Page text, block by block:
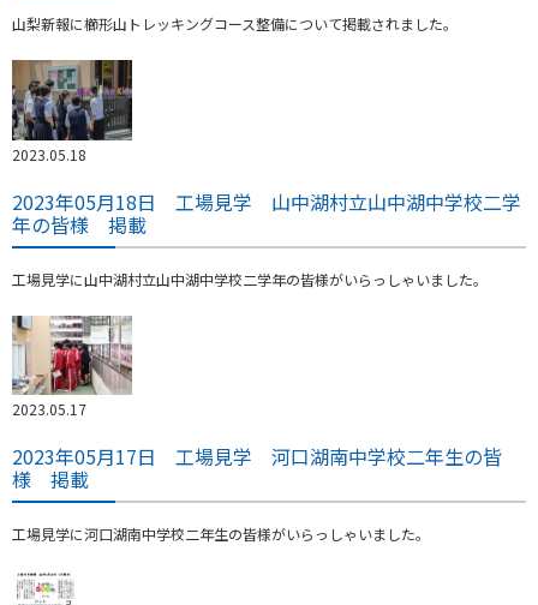
山梨新報に櫛形山トレッキングコース整備について掲載されました。
2023.05.18
2023年05月18日 工場見学 山中湖村立山中湖中学校二学
年の皆様 掲載
工場見学に山中湖村立山中湖中学校二学年の皆様がいらっしゃいました。
2023.05.17
2023年05月17日 工場見学 河口湖南中学校二年生の皆
様 掲載
工場見学に河口湖南中学校二年生の皆様がいらっしゃいました。